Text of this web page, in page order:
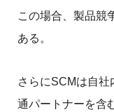
この場合、製品競
ある。
さらにSCMは自
通パートナーを含